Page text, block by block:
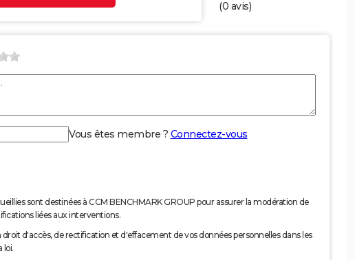
(0 avis)
Vous êtes membre ? Connectez-vous
sont destinées à CCM BENCHMARK GROUP pour assurer la modération de
liées aux interventions.
d'accès, de rectification et d'effacement de vos données personnelles dans les
loi.